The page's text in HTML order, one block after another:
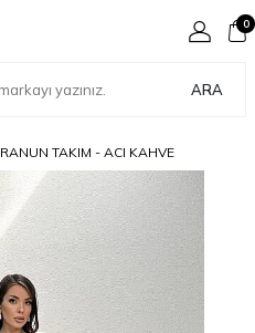
ARA
0
RANUN TAKIM - ACI KAHVE